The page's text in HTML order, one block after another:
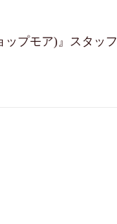
ップモア)』スタッフ